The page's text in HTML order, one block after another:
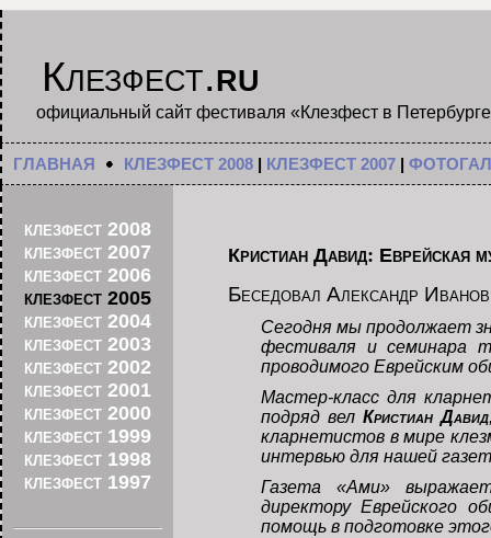
Клезфест.ru
официальный сайт фестиваля «Клезфест в
ГЛАВНАЯ КЛЕЗФЕСТ 2008 | КЛЕЗФЕСТ 2007 |
клезфест 2008
клезфест 2007
клезфест 2006
клезфест 2005
клезфест 2004
клезфест 2003
клезфест 2002
клезфест 2001
клезфест 2000
клезфест 1999
клезфест 1998
клезфест 1997
Кристиан Давид: Еврейская
Беседовал Александр Иванов
Сегодня мы продолжает
фестиваля и семинара
проводимого Еврейским
Мастер-класс для
подряд вел Кристиан Давид
кларнетистов в мире
интервью для нашей
Газета «Ами»
директору Еврейского
помощь в подготовке